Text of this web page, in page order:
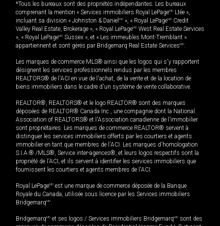
*Tous les bureaux sont des propriétés indépendantes. Les bureaux
comprenant la mention « Services immobiliers Royal LePageMD Ltée »,
incluant sa division « Johnston & Daniel MD », « Royal LePageMD Credit
Valley Real Estate, Brokerage », « Royal LePageMD West Real Estate Services
», « Royal LePageMD Sussex », et « Les immeubles Mont-Tremblant »
appartiennent et sont gérés par Bridgemarq Real Estate ServicesMD.
Les marques de commerce MLS® ainsi que les logos qui s'y rapportent
désignent les services professionnels rendus par les membres
REALTORS® de l'ACI en vue de l'achat, de la vente et de la location de
biens immobiliers dans le cadre d'un système de vente collaborative.
REALTOR®, REALTORS® et le logo REALTOR® sont des marques
déposées de REALTOR® Canada Inc., une compagnie dont la National
Association of REALTORS® et l'Association canadienne de l’immobilier
sont propriétaires. Les marques de commerce REALTOR® servent à
distinguer les services immobiliers offerts par les courtiers et agents
immobilier en tant que membres de l'ACI. Les marques d'homologation
S.I.A.® /MLS®, Service inter-agences®, et leurs logos respectifs sont la
propriété de l'ACI, et ils servent à identifier les services immobiliers que
fournissent les courtiers et agents membres de l'ACI.
Royal LePageMD est une marque de commerce déposée de la Banque
Royale du Canada, utilisée sous licence par les Services immobiliers
BridgemarqMD.
BridgemarqMD et ses logos / Services immobiliers BridgemarqMD sont des